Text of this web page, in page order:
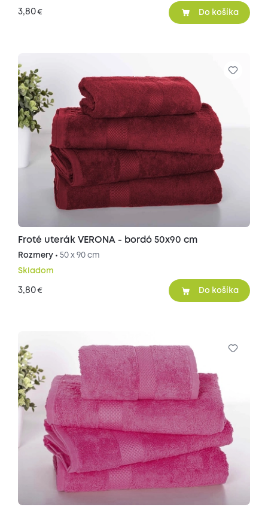
3,80€ Do košíka
Froté uterák VERONA - bordó 50x90 cm
Rozmery • 50 x 90 cm
Skladom
3,80€ Do košíka